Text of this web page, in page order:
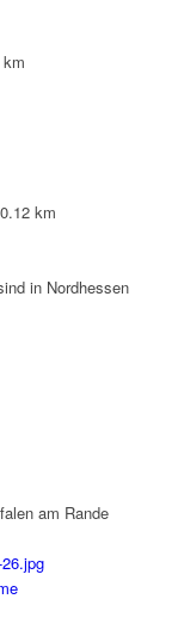
km
in Nordhessen
am Rande